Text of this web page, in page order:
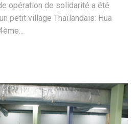
opération de solidarité a été
petit village Thaïlandais: Hua